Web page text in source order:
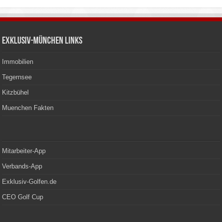
Exklusiv-München Links
Immobilien
Tegernsee
Kitzbühel
Muenchen Fakten
Mitarbeiter-App
Verbands-App
Exklusiv-Golfen.de
CEO Golf Cup